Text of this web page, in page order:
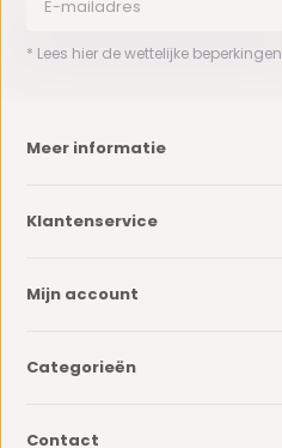
* Lees hier de wettelijke beperkingen
Meer informatie
Klantenservice
Mijn account
Categorieën
Contact